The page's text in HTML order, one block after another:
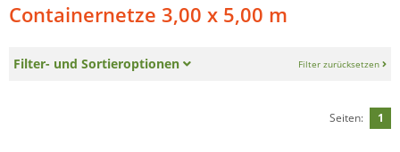
Containernetze 3,00 x 5,00 m
Filter- und Sortieroptionen Filter zurücksetzen
Seiten: 1